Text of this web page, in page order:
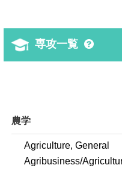
専攻一覧
農学
Agriculture, General
Agribusiness/